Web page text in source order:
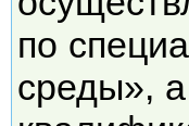
по
среды»,